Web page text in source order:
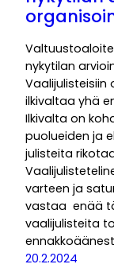
nykytilan
ilkivaltaa yhä
Ilkivalta on
puolueiden ja
julisteita
varteen ja
vastaa enää
vaalijulisteita
20.2.2024